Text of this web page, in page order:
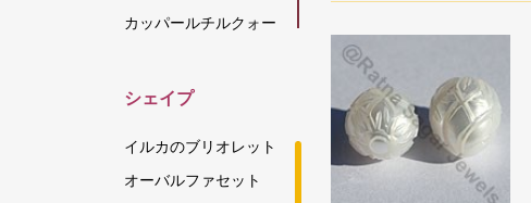
カッパールチルクォー
ット
カルセドニーの宝石
ライト
シェイプ
イルカのブリオレット
オーバルファセット